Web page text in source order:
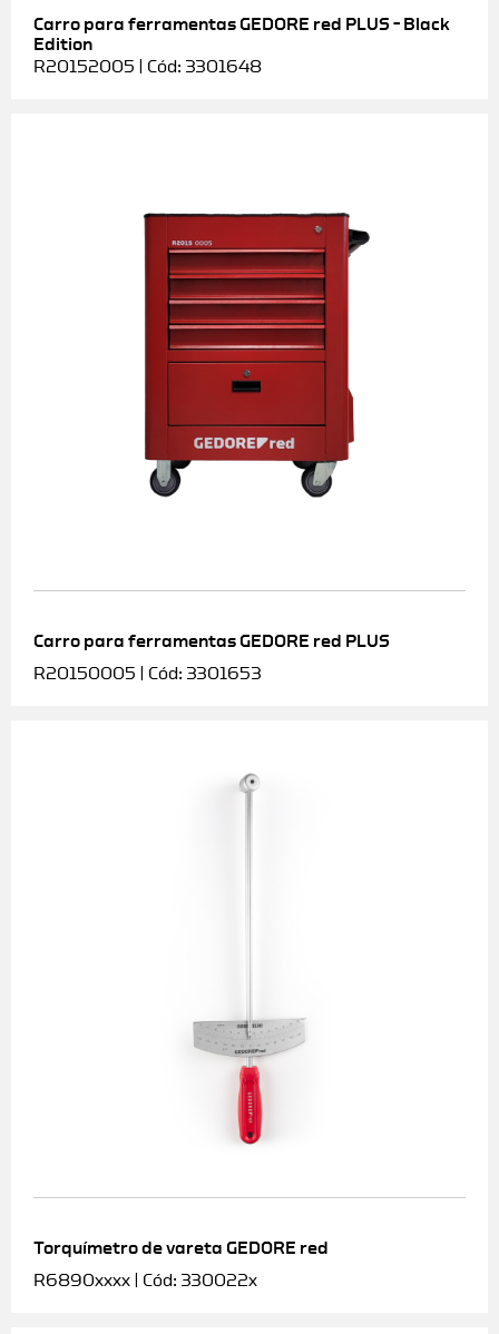
Carro para ferramentas GEDORE red PLUS – Black
Edition
R20152005 | Cód: 3301648
Carro para ferramentas GEDORE red PLUS
R20150005 | Cód: 3301653
Torquímetro de vareta GEDORE red
R6890xxxx | Cód: 330022x